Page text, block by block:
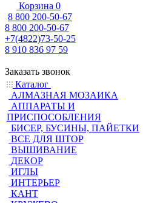
Корзина 0
8 800 200-50-67
8 800 200-50-67
+7(4822)73-50-25
8 910 836 97 59
Заказать звонок
Каталог
АЛМАЗНАЯ МОЗАИКА
АППАРАТЫ И
ПРИСПОСОБЛЕНИЯ
БИСЕР, БУСИНЫ, ПАЙЕТКИ
ВСЕ ДЛЯ ШТОР
ВЫШИВАНИЕ
ДЕКОР
ИГЛЫ
ИНТЕРЬЕР
КАНТ